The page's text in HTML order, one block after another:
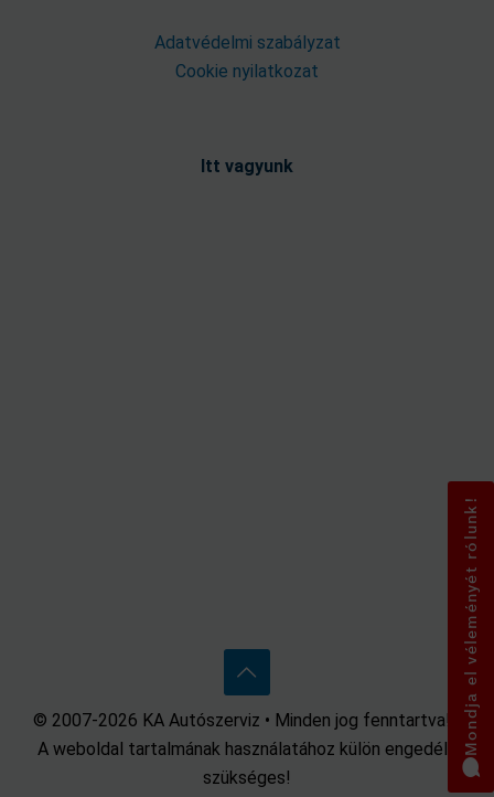
Adatvédelmi szabályzat
Cookie nyilatkozat
Itt vagyunk
Mondja el véleményét rólunk!
© 2007-2026 KA Autószerviz • Minden jog fenntartva! •
A weboldal tartalmának használatához külön engedély
szükséges!